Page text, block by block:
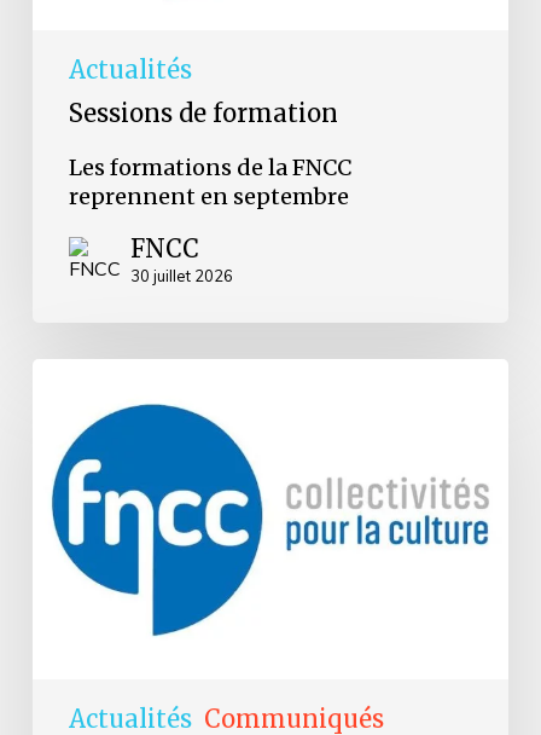
Actualités
Sessions de formation
Les formations de la FNCC
reprennent en septembre
FNCC
30 juillet 2026
Actualités Communiqués
FNCC
réaffirme
son
attachement
diffusion